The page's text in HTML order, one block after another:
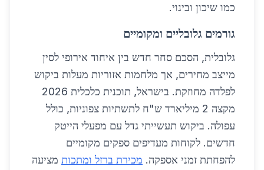
כמו שיכון ובינוי.
גורמים גלובליים ומקומיים
גלובלית, הסכם סחר חדש בין איחוד אירופי לסין
מייצב מחירים, אך מלחמות אזוריות מעלות ביקוש
לפלדה מחוזקת. בישראל, תוכנית כלכלית 2026
מקצה 2 מיליארד ש"ח לתשתיות צפוניות, כולל
עפולה. ביקוש תעשייתי גדל עם מפעלי הייטק
חדשים. לקוחות מעדיפים ספקים מקומיים
להפחתת זמני אספקה. מכירת ברזל ומתכות מציעה